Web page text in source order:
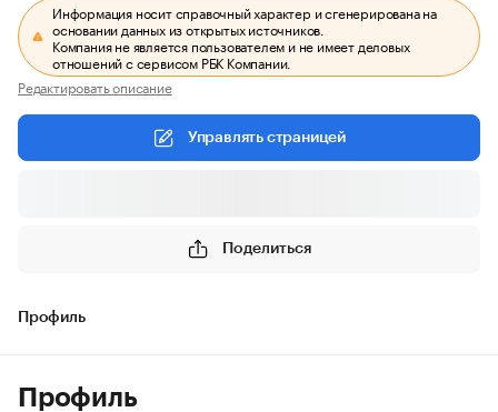
Информация носит справочный характер и сгенерирована на
основании данных из открытых источников.
Компания не является пользователем и не имеет деловых
отношений с сервисом РБК Компании.
Редактировать описание
Управлять страницей
Поделиться
Профиль
Профиль